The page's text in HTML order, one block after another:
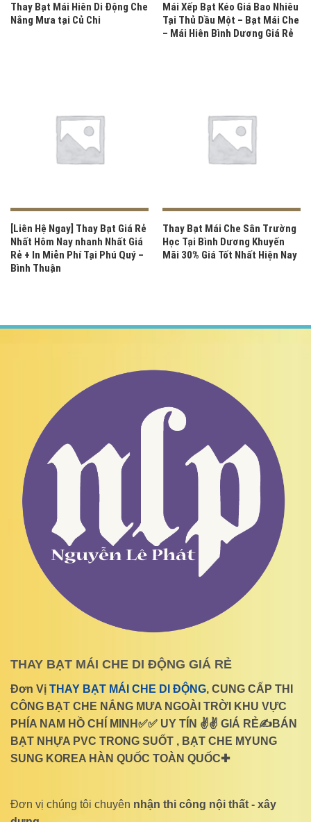
Thay Bạt Mái Hiên Di Động Che
Nắng Mưa tại Củ Chi
Mái Xếp Bạt Kéo Giá Bao Nhiêu
Tại Thủ Dầu Một – Bạt Mái Che
– Mái Hiên Bình Dương Giá Rẻ
[Liên Hệ Ngay] Thay Bạt Giá Rẻ
Nhất Hôm Nay nhanh Nhất Giá
Rẻ + In Miễn Phí Tại Phú Quý –
Bình Thuận
Thay Bạt Mái Che Sân Trường
Học Tại Bình Dương Khuyến
Mãi 30% Giá Tốt Nhất Hiện Nay
THAY BẠT MÁI CHE DI ĐỘNG GIÁ RẺ
Đơn Vị THAY BẠT MÁI CHE DI ĐỘNG, CUNG CẤP THI
CÔNG BẠT CHE NẮNG MƯA NGOÀI TRỜI KHU VỰC
PHÍA NAM HỒ CHÍ MINH✅✅ UY TÍN ✌✌ GIÁ RẺ✍BÁN
BẠT NHỰA PVC TRONG SUỐT , BẠT CHE MYUNG
SUNG KOREA HÀN QUỐC TOÀN QUỐC✚
Đơn vị chúng tôi chuyên nhận thi công nội thất - xây